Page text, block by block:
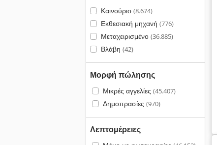
Καινούριο (8.674)
Εκθεσιακή μηχανή (776)
Μεταχειρισμένο (36.885)
Βλάβη (42)
Μορφή πώλησης
Μικρές αγγελίες (45.407)
Δημοπρασίες (970)
Λεπτομέρειες